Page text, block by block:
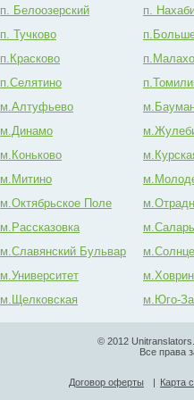
п. Белоозерский п.
п. Тучково
п.Красково
п.Селятино
м.Алтуфьево
м.Динамо
м.Коньково
м.Митино
м.Октябрьское Поле
м.Рассказовка
м.Славянский Бульвар
м.Университет
м.Щелковская
м.Юго-
© 2012
Все права
Договор оферты Карта